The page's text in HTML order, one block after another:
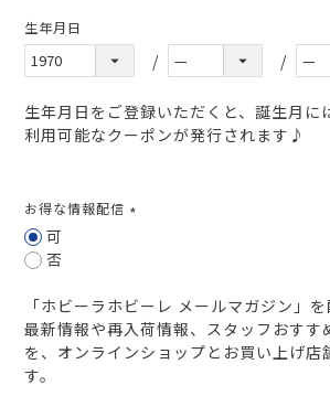
生年月日
生年月日をご登録いただくと、誕生月に
利用可能なクーポンが発行されます♪
お得な情報配信
可
否
「ホビーラホビーレ メールマガジン」を
最新情報や再入荷情報、スタッフおすす
を、オンラインショップとお買い上げ店
す。